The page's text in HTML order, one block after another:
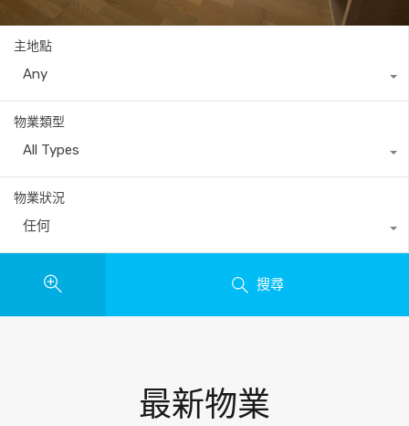
主地點
Any
物業類型
All Types
物業狀況
任何
搜尋
最新物業